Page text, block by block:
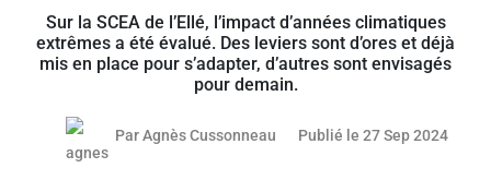
Sur la SCEA de l’Ellé, l’impact d’années climatiques
extrêmes a été évalué. Des leviers sont d’ores et déjà
mis en place pour s’adapter, d’autres sont envisagés
pour demain.
Article réservé aux abonnés
ParAgnès Cussonneau Publié le 27 Sep 202426